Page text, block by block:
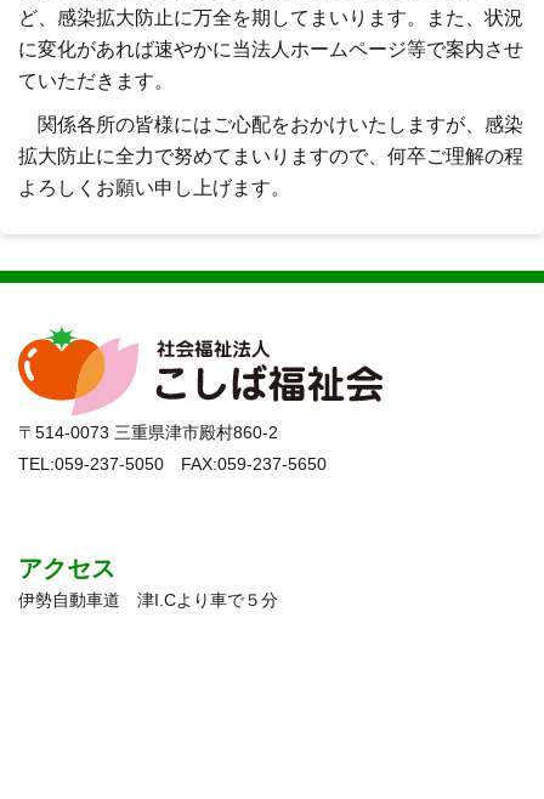
ど、感染拡大防止に万全を期してまいります。また、状況
に変化があれば速やかに当法人ホームページ等で案内させ
ていただきます。
関係各所の皆様にはご心配をおかけいたしますが、感染
拡大防止に全力で努めてまいりますので、何卒ご理解の程
よろしくお願い申し上げます。
〒514-0073 三重県津市殿村860-2
TEL:059-237-5050 FAX:059-237-5650
アクセス
伊勢自動車道 津I.Cより車で５分